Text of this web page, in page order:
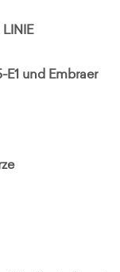
E1 und Embraer